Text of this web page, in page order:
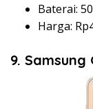
Baterai:
Harga:
9. Samsung